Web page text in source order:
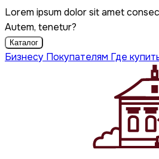
Lorem ipsum dolor sit amet
Autem, tenetur?
Каталог
Бизнесу Покупателям Где